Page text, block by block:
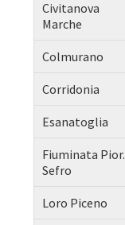
Civitanova
Marche
Colmurano
Corridonia
Esanatoglia
Fiuminata Pior.
Sefro
Loro Piceno